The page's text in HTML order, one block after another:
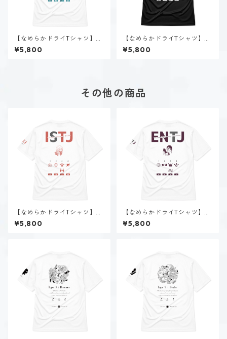
【なめらかドライTシャツ】神
道 いのり（INFJ）｜ホワイト
¥5,800
【なめらかドライTシャツ】神
道 いのり（INFJ）｜ブラック
¥5,800
その他の商品
【なめらかドライTシャツ】新
田 理央（ISTJ）｜ホワイト
¥5,800
【なめらかドライTシャツ】美
帝 クロエ（ENTJ）｜ホワイト
¥5,800